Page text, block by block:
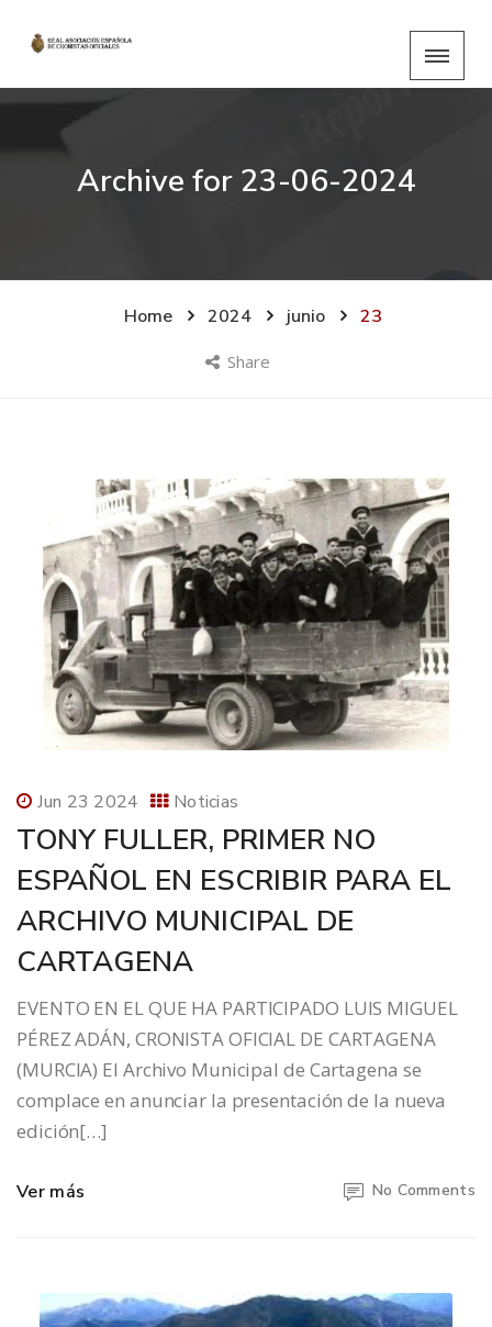
Archive for 23-06-2024
Home 2024 junio 23
Share
Jun 23 2024 Noticias
TONY FULLER, PRIMER NO
ESPAÑOL EN ESCRIBIR PARA EL
ARCHIVO MUNICIPAL DE
CARTAGENA
EVENTO EN EL QUE HA PARTICIPADO LUIS MIGUEL
PÉREZ ADÁN, CRONISTA OFICIAL DE CARTAGENA
(MURCIA) El Archivo Municipal de Cartagena se
complace en anunciar la presentación de la nueva
edición[…]
Ver más No Comments